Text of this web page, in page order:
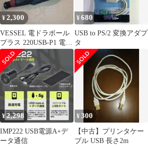
¥2,300
VESSEL 電ドラボール
プラス 220USB-P1 電動
ドライバー
¥680
USB to PS/2 変換アダプ
タ
¥2,298
IMP222 USB電源A+デ
ータ通信
¥300
【中古】プリンタケー
ブル USB 長さ2m